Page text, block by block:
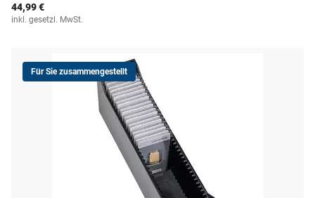
44,99 €
inkl. gesetzl. MwSt.
Für Sie zusammengestellt